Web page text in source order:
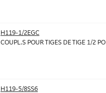
H119-1/2EGC
COUPL.S POUR TIGES DE TIGE 1/2 PO
H119-5/8SS6